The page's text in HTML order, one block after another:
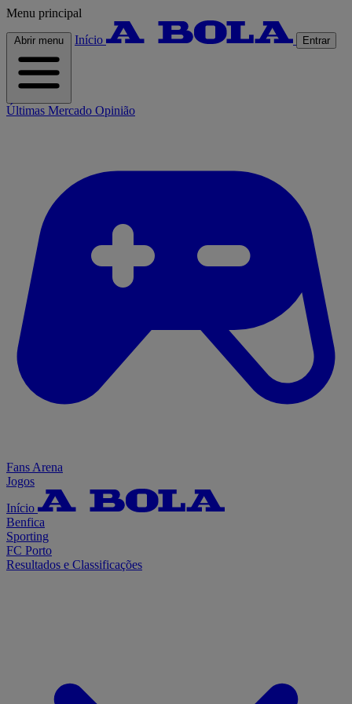
Menu principal
Abrir menu Início Entrar
Últimas Mercado Opinião
Fans Arena
Jogos
Início
Benfica
Sporting
FC Porto
Resultados e Classificações